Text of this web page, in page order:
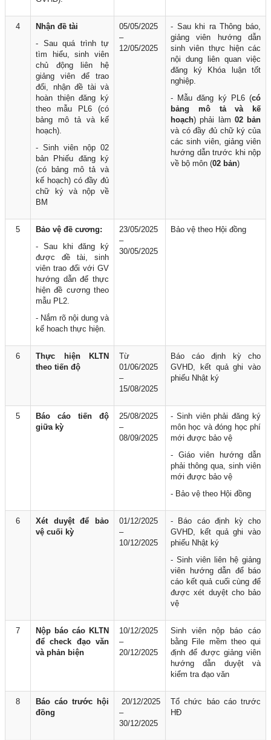
4
Nhận đề tài
- Sau quá trình tự
tìm hiểu, sinh viên
chủ động liên hệ
giảng viên để trao
đổi, nhận đề tài và
hoàn thiện đăng ký
theo mẫu PL6 (có
bảng mô tả và kế
hoạch).
- Sinh viên nộp 02
bản Phiếu đăng ký
(có bảng mô tả và
kế hoạch) có đầy đủ
chữ ký và nộp về
BM
05/05/2025
–
12/05/2025
- Sau khi ra Thông báo,
giảng viên hướng dẫn
sinh viên thực hiện các
nội dung liên quan việc
đăng ký Khóa luận tốt
nghiệp.
- Mẫu đăng ký PL6 (có
bảng mô tả và kế
hoạch) phải làm 02 bản
và có đầy đủ chữ ký của
các sinh viên, giảng viên
hướng dẫn trước khi nộp
về bộ môn (02 bản)
5
Bảo vệ đề cương:
- Sau khi đăng ký
được đề tài, sinh
viên trao đổi với GV
hướng dẫn để thực
hiện đề cương theo
mẫu PL2.
- Nắm rõ nội dung và
kế hoach thực hiện.
23/05/2025
–
30/05/2025
Bảo vệ theo Hội đồng
6
Thực hiện KLTN
theo tiến độ
Từ
01/06/2025
–
15/08/2025
Báo cáo định kỳ cho
GVHD, kết quả ghi vào
phiếu Nhật ký
5
Báo cáo tiến độ
giữa kỳ
25/08/2025
–
08/09/2025
- Sinh viên phải đăng ký
môn học và đóng học phí
mới được bảo vệ
- Giáo viên hướng dẫn
phải thông qua, sinh viên
mới được bảo vệ
- Bảo vệ theo Hội đồng
6
Xét duyệt để bảo
vệ cuối kỳ
01/12/2025
–
10/12/2025
- Báo cáo định kỳ cho
GVHD, kết quả ghi vào
phiếu Nhật ký
- Sinh viên liên hệ giảng
viên hướng dẫn để báo
cáo kết quả cuối cùng để
được xét duyệt cho bảo
vệ
7
Nộp báo cáo KLTN
để check đạo văn
vàphản biện
10/12/2025
–
20/12/2025
Sinh viên nộp báo cáo
bằng File mềm theo qui
định để được giảng viên
hướng dẫn duyệt và
kiểm tra đạo văn
8
Báo cáo trước hội
đồng
20/12/2025
–
30/12/2025
Tổ chức báo cáo trước
HĐ